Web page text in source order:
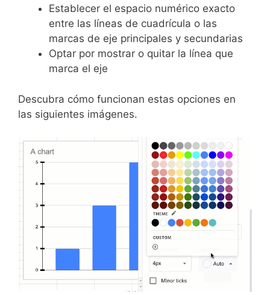
Establecer el espacio numérico exacto
entre las líneas de cuadrícula o las
marcas de eje principales y secundarias
Optar por mostrar o quitar la línea que
marca el eje
Descubra cómo funcionan estas opciones en
las siguientes imágenes.